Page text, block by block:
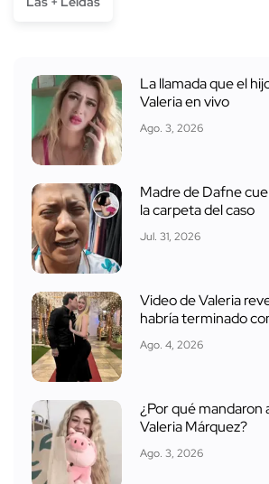
La llamada que el
Valeria en vivo
Ago. 3, 2026
Madre de Dafne
la carpeta del caso
Jul. 31, 2026
Video de Valeria
habría terminado
Ago. 4, 2026
¿Por qué mandaron
Valeria Márquez?
Ago. 3, 2026